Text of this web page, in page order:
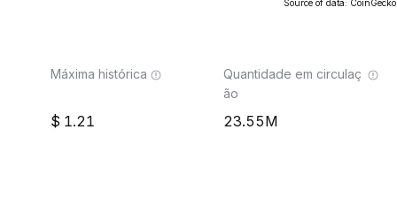
Source of data: CoinGecko
Máxima histórica
1.21
Quantidade em circulaç
ão
23.55M